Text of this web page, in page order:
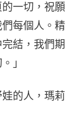
一切，祝願
每個人。精
結，我們期
」
的人，瑪莉